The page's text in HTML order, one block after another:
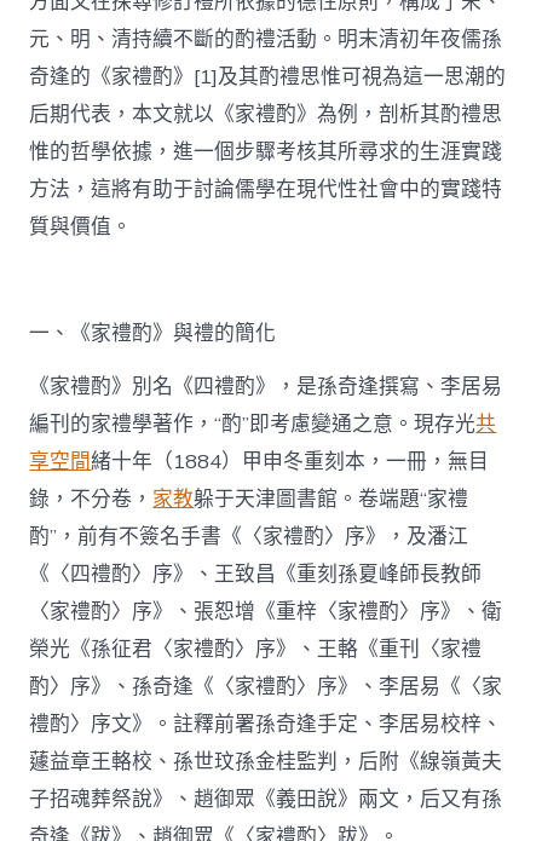
元、明、清持續不斷的酌禮活動。明末清初年夜儒孫
奇逢的《家禮酌》[1]及其酌禮思惟可視為這一思潮的
后期代表，本文就以《家禮酌》為例，剖析其酌禮思
惟的哲學依據，進一個步驟考核其所尋求的生涯實踐
方法，這將有助于討論儒學在現代性社會中的實踐特
質與價值。
一、《家禮酌》與禮的簡化
《家禮酌》別名《四禮酌》，是孫奇逢撰寫、李居易
編刊的家禮學著作，“酌”即考慮變通之意。現存光共
享空間緒十年（1884）甲申冬重刻本，一冊，無目
錄，不分卷， 家教躲于天津圖書館。卷端題“家禮
酌”，前有不簽名手書《〈家禮酌〉序》，及潘江
《〈四禮酌〉序》、王致昌《重刻孫夏峰師長教師
〈家禮酌〉序》、張恕增《重梓〈家禮酌〉序》、衛
榮光《孫征君〈家禮酌〉序》、王輅《重刊〈家禮
酌〉序》、孫奇逢《〈家禮酌〉序》、李居易《〈家
禮酌〉序文》。註釋前署孫奇逢手定、李居易校梓、
蘧益章王輅校、孫世玟孫金桂監判，后附《線嶺黃夫
子招魂葬祭說》、趙御眾《義田說》兩文，后又有孫